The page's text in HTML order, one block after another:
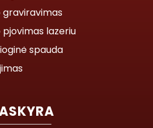
graviravimas
lazeriu
spauda